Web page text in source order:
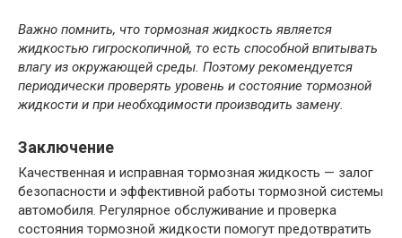
Важно помнить, что тормозная жидкость является
жидкостью гигроскопичной, то есть способной впитывать
влагу из окружающей среды. Поэтому рекомендуется
периодически проверять уровень и состояние тормозной
жидкости и при необходимости производить замену.
Заключение
Качественная и исправная тормозная жидкость — залог
безопасности и эффективной работы тормозной системы
автомобиля. Регулярное обслуживание и проверка
состояния тормозной жидкости помогут предотвратить